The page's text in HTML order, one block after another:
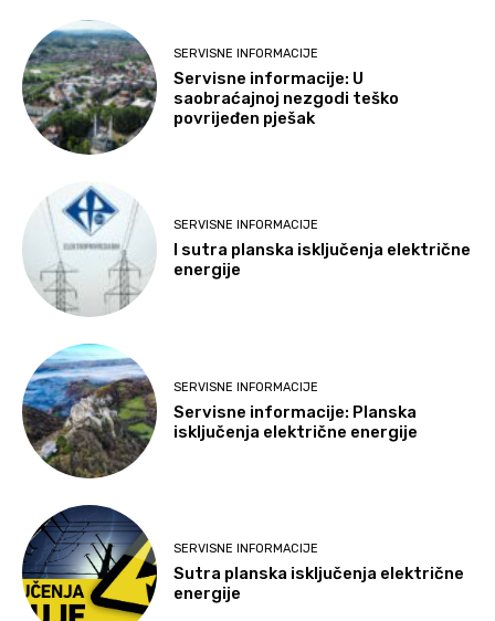
SERVISNE INFORMACIJE
Servisne informacije: U
saobraćajnoj nezgodi teško
povrijeđen pješak
SERVISNE INFORMACIJE
I sutra planska isključenja električne
energije
SERVISNE INFORMACIJE
Servisne informacije: Planska
isključenja električne energije
SERVISNE INFORMACIJE
Sutra planska isključenja električne
energije